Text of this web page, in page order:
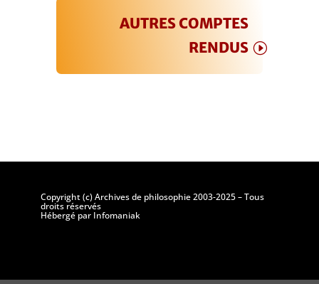
AUTRES COMPTES
RENDUS
Copyright (c) Archives de philosophie 2003-2025 – Tous
droits réservés
Hébergé par Infomaniak